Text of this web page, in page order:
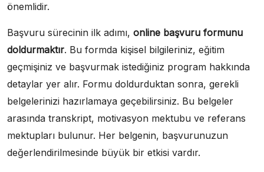
önemlidir.
Başvuru sürecinin ilk adımı, online başvuru formunu
doldurmaktır. Bu formda kişisel bilgileriniz, eğitim
geçmişiniz ve başvurmak istediğiniz program hakkında
detaylar yer alır. Formu doldurduktan sonra, gerekli
belgelerinizi hazırlamaya geçebilirsiniz. Bu belgeler
arasında transkript, motivasyon mektubu ve referans
mektupları bulunur. Her belgenin, başvurunuzun
değerlendirilmesinde büyük bir etkisi vardır.